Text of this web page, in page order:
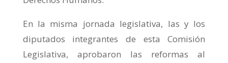
En la misma jornada legislativa, las y los
diputados integrantes de esta Comisión
Legislativa, aprobaron las reformas al